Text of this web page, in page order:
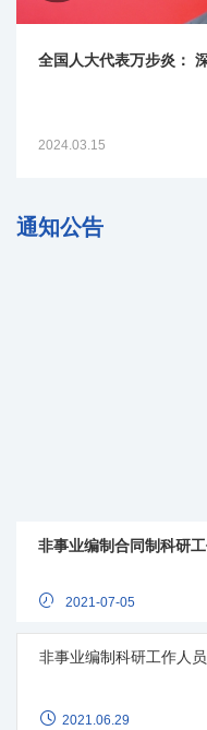
通知公告
非事业编制合同制科研
2021-07-05
非事业编制科研工作人
2021.06.29
“国家卓越工程师”万
2024.01.21